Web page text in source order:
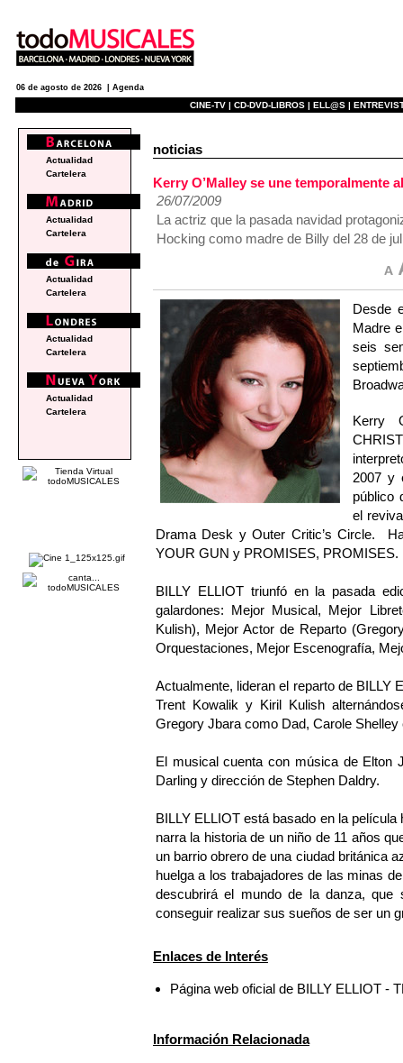
06 de agosto de 2026 | Agenda
CINE-TV | CD-DVD-LIBROS | ELL@S |
noticias
Kerry O’Malley se une temporalmente
26/07/2009
La actriz que la pasada navidad
Hocking como madre de Billy del 28 de
Desde
Madre
seis
Kerry
2007 y
público
el
Drama Desk y Outer Critic’s Circle.
YOUR GUN y PROMISES, PROMISES.
BILLY ELLIOT triunfó en la pasada
galardones: Mejor Musical, Mejor
Kulish), Mejor Actor de Reparto
Orquestaciones, Mejor Escenografía,
Actualmente, lideran el reparto de BILLY
Trent Kowalik y Kiril Kulish
Gregory Jbara como Dad, Carole
El musical cuenta con música de Elton
Darling y dirección de Stephen Daldry.
BILLY ELLIOT está basado en la
narra la historia de un niño de 11 años
un barrio obrero de una ciudad británica
huelga a los trabajadores de las minas
descubrirá el mundo de la danza,
conseguir realizar sus sueños de ser un
Enlaces de Interés
Página web oficial de BILLY ELLIOT -
Información Relacionada
Actualidad
Cartelera
Actualidad
Cartelera
Actualidad
Cartelera
Actualidad
Cartelera
Actualidad
Cartelera